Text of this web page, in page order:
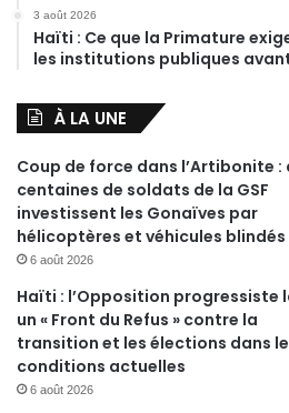
3 août 2026
Haïti : Ce que la Primature
les institutions publiques
À LA UNE
Coup de force dans l’Artibonite :
centaines de soldats de la GSF
investissent les Gonaïves par
hélicoptères et véhicules blindés
6 août 2026
Haïti : l’Opposition progressiste
un « Front du Refus » contre la
transition et les élections dans
conditions actuelles
6 août 2026